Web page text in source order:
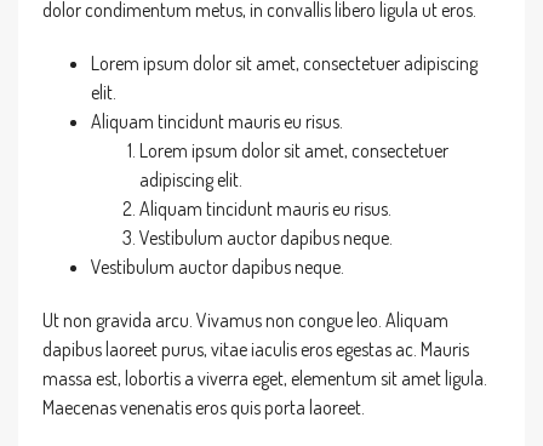
dolor condimentum metus, in convallis libero ligula ut eros.
Lorem ipsum dolor sit amet, consectetuer adipiscing
elit.
Aliquam tincidunt mauris eu risus.
Lorem ipsum dolor sit amet, consectetuer
adipiscing elit.
Aliquam tincidunt mauris eu risus.
Vestibulum auctor dapibus neque.
Vestibulum auctor dapibus neque.
Ut non gravida arcu. Vivamus non congue leo. Aliquam
dapibus laoreet purus, vitae iaculis eros egestas ac. Mauris
massa est, lobortis a viverra eget, elementum sit amet ligula.
Maecenas venenatis eros quis porta laoreet.